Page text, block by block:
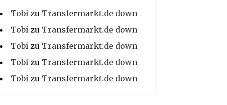
Tobi zu Transfermarkt.de down
Tobi zu Transfermarkt.de down
Tobi zu Transfermarkt.de down
Tobi zu Transfermarkt.de down
Tobi zu Transfermarkt.de down